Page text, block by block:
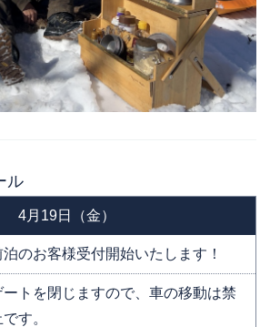
ル
4月19日（金）
泊のお客様受付開始いたします！
ートを閉じますので、車の移動は禁
です。